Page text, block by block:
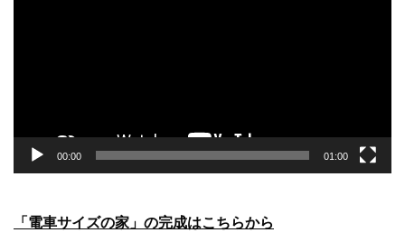
00:00 01:00
「電車サイズの家」の完成はこちらから